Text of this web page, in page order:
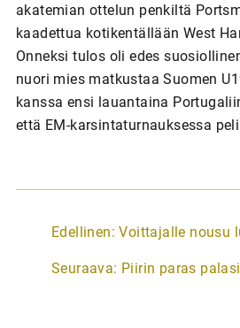
akatemian ottelun penkiltä
kaadettua kotikentällään West
Onneksi tulos oli edes
nuori mies matkustaa Suomen
kanssa ensi lauantaina
että EM-karsintaturnauksessa
A
t
Edellinen: Voittajalle nousu
Seuraava: Piirin paras